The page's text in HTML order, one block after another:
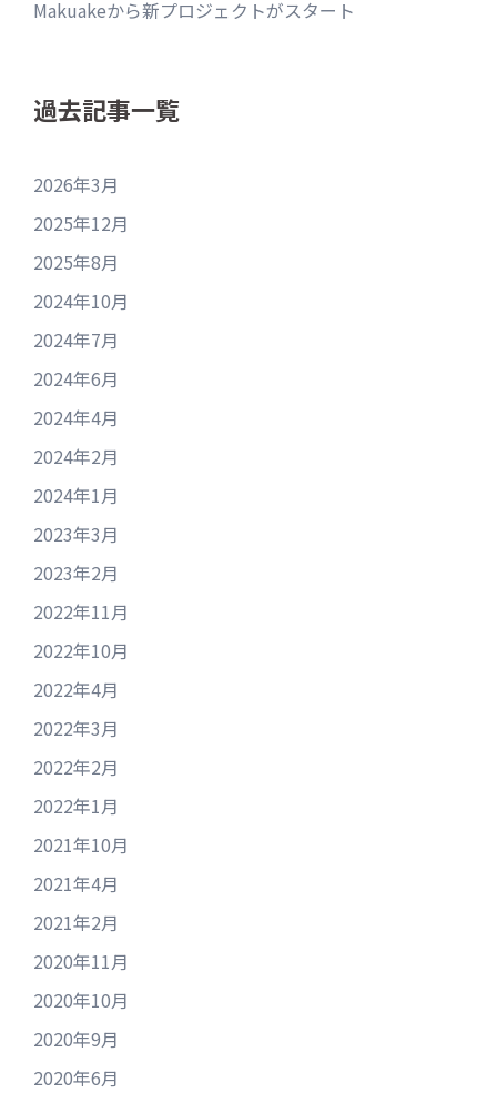
Makuakeから新プロジェクトがスタート
過去記事一覧
2026年3月
2025年12月
2025年8月
2024年10月
2024年7月
2024年6月
2024年4月
2024年2月
2024年1月
2023年3月
2023年2月
2022年11月
2022年10月
2022年4月
2022年3月
2022年2月
2022年1月
2021年10月
2021年4月
2021年2月
2020年11月
2020年10月
2020年9月
2020年6月